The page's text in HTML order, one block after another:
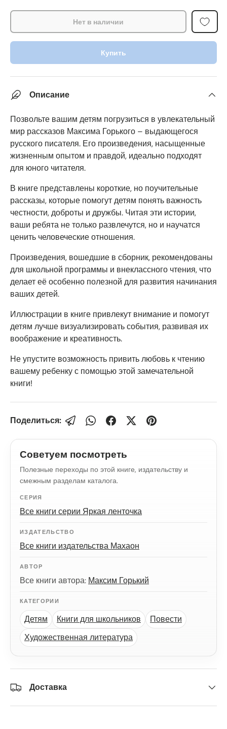
Нет в наличии
Купить
Описание
Позвольте вашим детям погрузиться в увлекательный
мир рассказов Максима Горького – выдающегося
русского писателя. Его произведения, насыщенные
жизненным опытом и правдой, идеально подходят
для юного читателя.
В книге представлены короткие, но поучительные
рассказы, которые помогут детям понять важность
честности, доброты и дружбы. Читая эти истории,
ваши ребята не только развлечутся, но и научатся
ценить человеческие отношения.
Произведения, вошедшие в сборник, рекомендованы
для школьной программы и внеклассного чтения, что
делает её особенно полезной для развития начинания
ваших детей.
Иллюстрации в книге привлекут внимание и помогут
детям лучше визуализировать события, развивая их
воображение и креативность.
Не упустите возможность привить любовь к чтению
вашему ребенку с помощью этой замечательной
книги!
Поделиться:
Советуем посмотреть
Полезные переходы по этой книге, издательству и
смежным разделам каталога.
СЕРИЯ
Все книги серии Яркая ленточка
ИЗДАТЕЛЬСТВО
Все книги издательства Махаон
АВТОР
Все книги автора: Максим Горький
КАТЕГОРИИ
Детям Книги для школьников
Повести
Художественная литература
Доставка